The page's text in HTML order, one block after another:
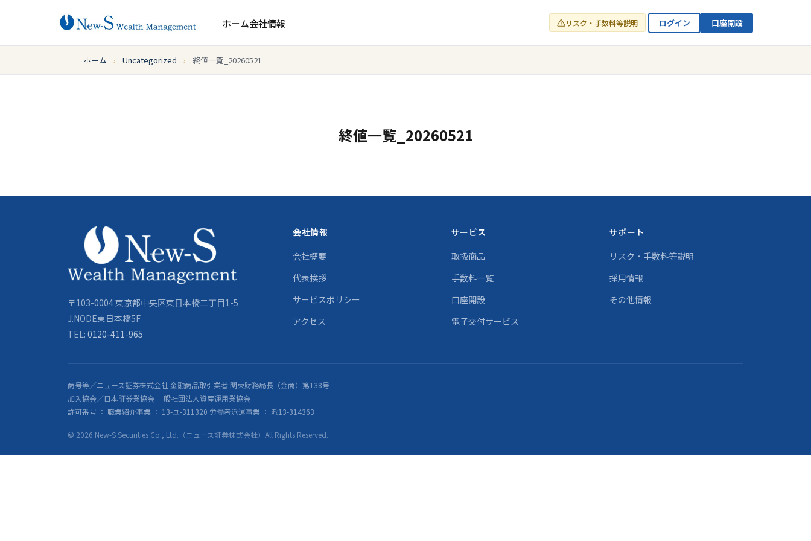
ホーム会社情報 リスク・手数料等説明 ログイン 口座開設
ホーム › Uncategorized › 終値一覧_20260521
終値一覧_20260521
〒103-0004 東京都中央区東日本橋二丁目1-5
J.NODE東日本橋5F
TEL: 0120-411-965
会社情報
会社概要
代表挨拶
サービスポリシー
アクセス
サービス
取扱商品
手数料一覧
口座開設
電子交付サービス
サポート
リスク・手数料等説明
採用情報
その他情報
商号等／ニュース証券株式会社 金融商品取引業者 関東財務局長（金商）第138号
加入協会／日本証券業協会 一般社団法人資産運用業協会
許可番号 ： 職業紹介事業 ： 13-ユ-311320 労働者派遣事業 ： 派13-314363
© 2026 New-S Securities Co., Ltd.（ニュース証券株式会社）All Rights Reserved.